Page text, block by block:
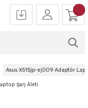
Asus X515jp-ej009 Adaptör